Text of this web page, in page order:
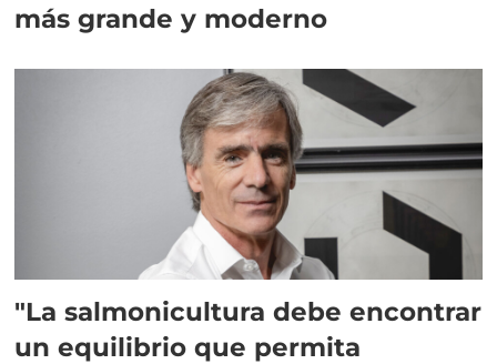
más grande y moderno
"La salmonicultura debe encontrar
un equilibrio que permita